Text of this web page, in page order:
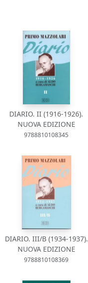
DIARIO. II (1916-1926).
NUOVA EDIZIONE
9788810108345
DIARIO. III/B (1934-1937).
NUOVA EDIZIONE
9788810108369